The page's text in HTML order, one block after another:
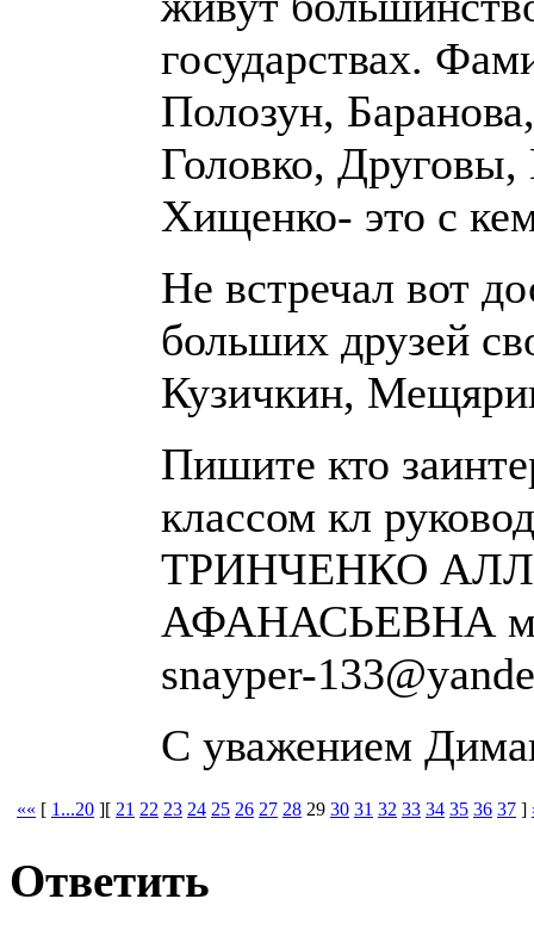
государствах.
Полозун,
Головко,
Хищенко- это с
Не встречал вот
больших друзей
Кузичкин,
Пишите кто
классом кл
ТРИНЧЕНКО
АФАНАСЬЕВНА
snayper-
С уважением
«« [ 1...20 ][ 21 22 23 24 25 26 27 28 29 30 31 32 33 34 35 36 37 ]
Ответить